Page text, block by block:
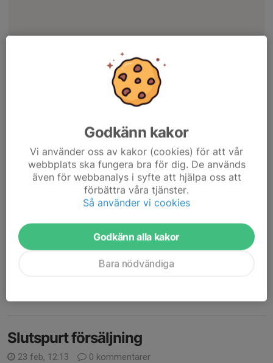
omgång in ytterligare strax över 6 000 kr till lagkassan.
Tillsammans med höstens försäljning har vi fått ihop 20 000
kr. Bra jobbat!
Slutspurt försäljning
23 feb, 12:13 0 kommentarer
Godkänn kakor
Vi använder oss av kakor (cookies) för att vår
webbplats ska fungera bra för dig. De används
även för webbanalys i syfte att hjälpa oss att
förbättra våra tjänster.
Så använder vi cookies
Godkänn alla kakor
Bara nödvändiga